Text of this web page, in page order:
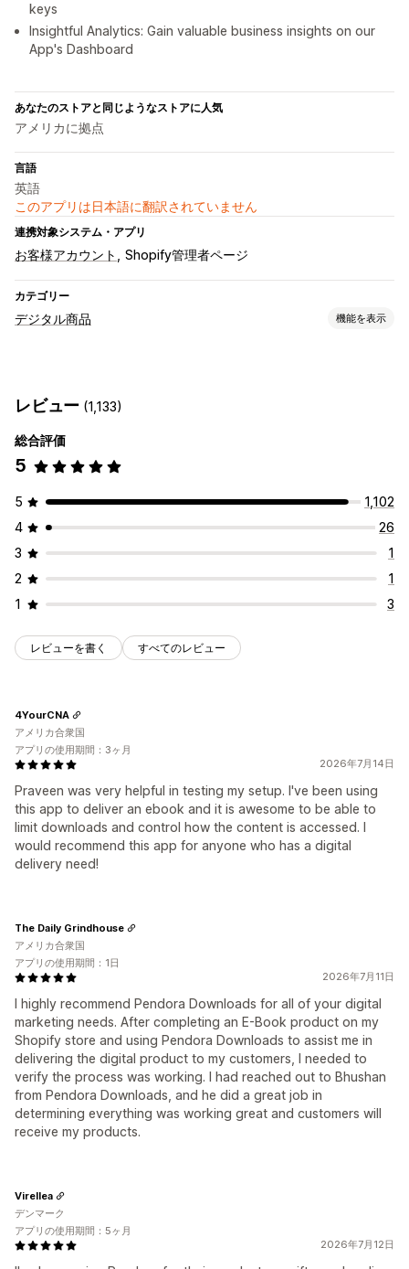
keys
Insightful Analytics: Gain valuable business insights on our
App's Dashboard
あなたのストアと同じようなストアに人気
アメリカに拠点
言語
英語
このアプリは日本語に翻訳されていません
連携対象システム・アプリ
お客様アカウント Shopify管理者ページ
カテゴリー
デジタル商品 機能を表示
ソフトウェア 動画
ダウンロード管理
メール配信
一括アップロード
ファイルセキュリティ
ライセンスキー
ファイルのホスティング
レビュー (1,133)
総合評価
5
5
1,102
4
26
3
1
2
1
1
3
レビューを書く すべてのレビュー
2026年7月14日
Praveen was very helpful in testing my setup. I've been using
this app to deliver an ebook and it is awesome to be able to
limit downloads and control how the content is accessed. I
would recommend this app for anyone who has a digital
delivery need!
4YourCNA
アメリカ合衆国
アプリの使用期間：3ヶ月
2026年7月11日
I highly recommend Pendora Downloads for all of your digital
marketing needs. After completing an E-Book product on my
Shopify store and using Pendora Downloads to assist me in
delivering the digital product to my customers, I needed to
verify the process was working. I had reached out to Bhushan
from Pendora Downloads, and he did a great job in
determining everything was working great and customers will
receive my products.
The Daily Grindhouse
アメリカ合衆国
アプリの使用期間：1日
2026年7月12日
Virellea
デンマーク
アプリの使用期間：5ヶ月